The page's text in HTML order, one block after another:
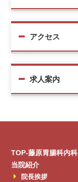
アクセス
求人案内
TOP-藤原胃腸科内科
当院紹介
院長挨拶